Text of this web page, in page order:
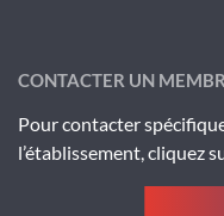
CONTACTER UN
Pour contacter
l’établissement, cliquez